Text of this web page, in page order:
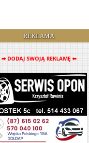
REKLAMA
➡ DODAJ SWOJĄ REKLAMĘ ⬅